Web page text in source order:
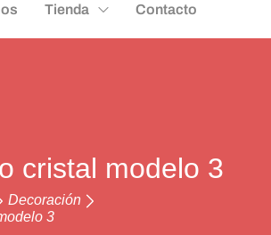
Tienda Contacto
cristal modelo 3
Decoración
3